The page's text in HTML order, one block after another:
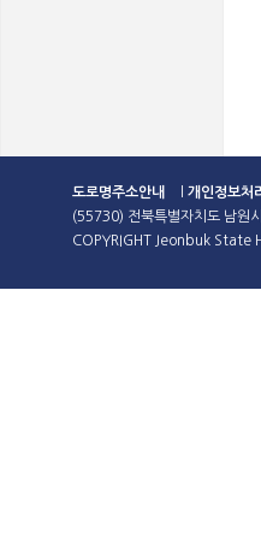
도로명주소안내 개인정보처
(55730) 전북특별자치도 남원
COPYRIGHT Jeonbuk